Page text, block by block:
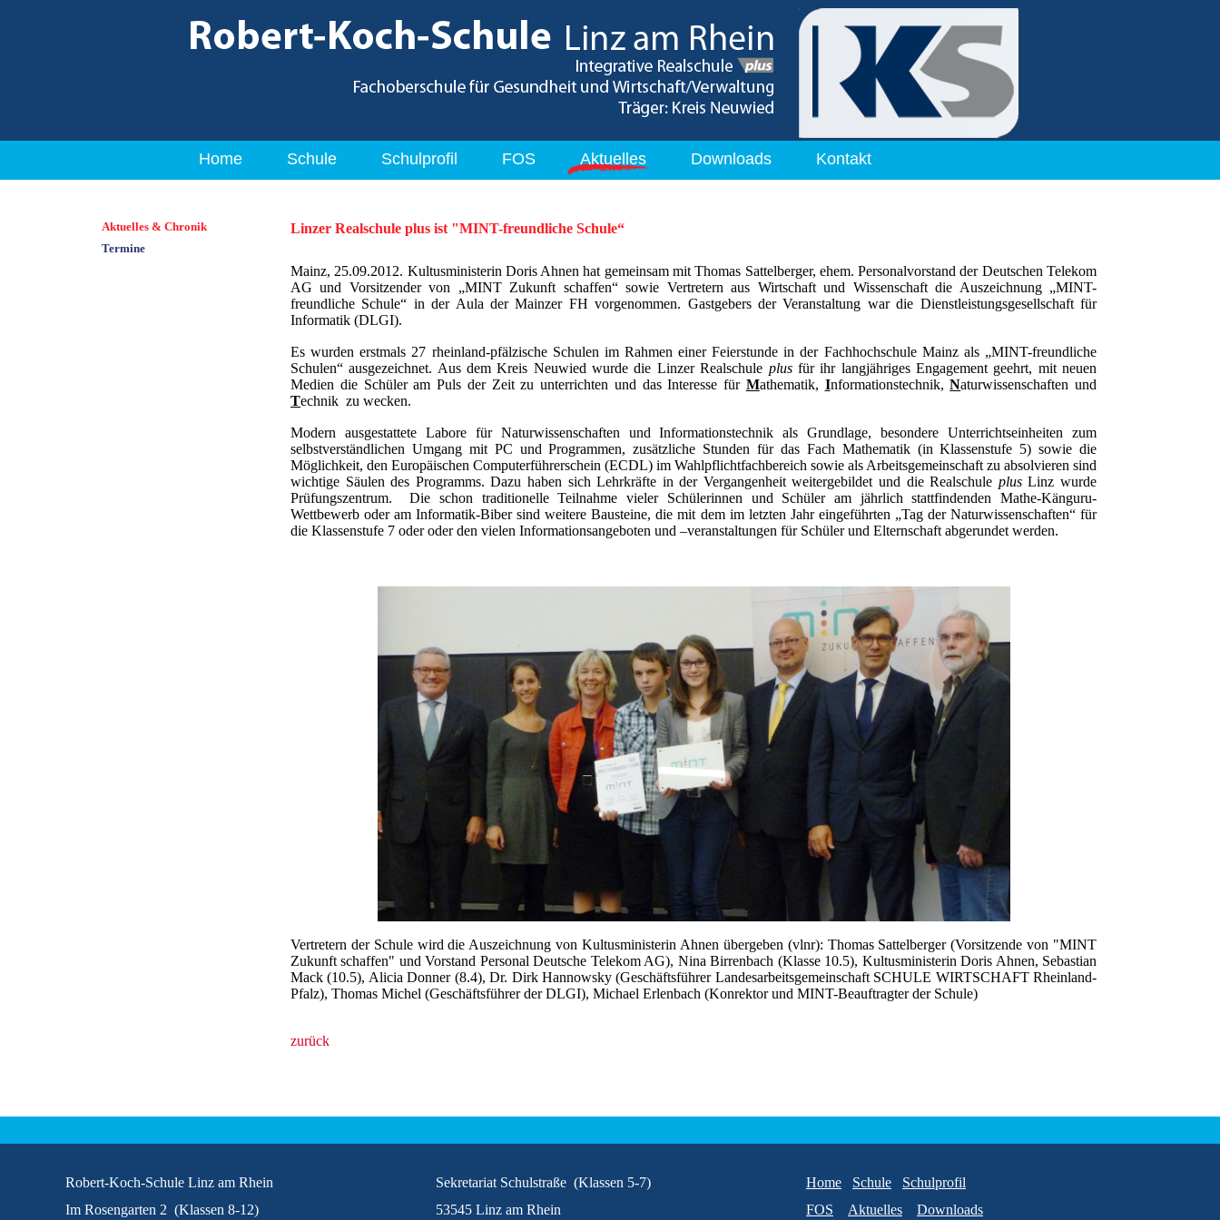
Home Schule Schulprofil FOS Aktuelles Downloads Kontakt
Aktuelles & Chronik
Termine
Linzer Realschule plus ist "MINT-freundliche Schule“
Mainz, 25.09.2012. Kultusministerin Doris Ahnen hat gemeinsam mit Thomas Sattelberger, ehem. Personalvorstand der Deutschen Telekom
AG und Vorsitzender von „MINT Zukunft schaffen“ sowie Vertretern aus Wirtschaft und Wissenschaft die Auszeichnung „MINT-
freundliche Schule“ in der Aula der Mainzer FH vorgenommen. Gastgebers der Veranstaltung war die Dienstleistungsgesellschaft für
Informatik (DLGI).
Es wurden erstmals 27 rheinland-pfälzische Schulen im Rahmen einer Feierstunde in der Fachhochschule Mainz als „MINT-freundliche
Schulen“ ausgezeichnet. Aus dem Kreis Neuwied wurde die Linzer Realschule plusfür ihr langjähriges Engagement geehrt, mit neuen
Medien die Schüler am Puls der Zeit zu unterrichten und das Interesse für Mathematik, Informationstechnik,Naturwissenschaften und
Technik zu wecken.
Modern ausgestattete Labore für Naturwissenschaften und Informationstechnik als Grundlage, besondere Unterrichtseinheiten zum
selbstverständlichen Umgang mit PC und Programmen, zusätzliche Stunden für das Fach Mathematik (in Klassenstufe 5) sowie die
Möglichkeit, den Europäischen Computerführerschein (ECDL) im Wahlpflichtfachbereich sowie als Arbeitsgemeinschaft zu absolvieren sind
wichtige Säulen des Programms. Dazu haben sich Lehrkräfte in der Vergangenheit weitergebildet und die Realschule plusLinz wurde
Prüfungszentrum. Die schon traditionelle Teilnahme vieler Schülerinnen und Schüler am jährlich stattfindenden Mathe-Känguru-
Wettbewerb oder am Informatik-Biber sind weitere Bausteine, die mit dem im letzten Jahr eingeführten „Tag der Naturwissenschaften“ für
die Klassenstufe 7 oder oder den vielen Informationsangeboten und –veranstaltungen für Schüler und Elternschaft abgerundet werden.
Vertretern der Schule wird die Auszeichnung von Kultusministerin Ahnen übergeben (vlnr): Thomas Sattelberger (Vorsitzende von "MINT
Zukunft schaffen" und Vorstand Personal Deutsche Telekom AG), Nina Birrenbach (Klasse 10.5), Kultusministerin Doris Ahnen, Sebastian
Mack (10.5), Alicia Donner (8.4), Dr. Dirk Hannowsky (Geschäftsführer Landesarbeitsgemeinschaft SCHULE WIRTSCHAFT Rheinland-
Pfalz), Thomas Michel (Geschäftsführer der DLGI), Michael Erlenbach (Konrektor und MINT-Beauftragter der Schule)
zurück
Robert-Koch-Schule Linz am Rhein
Im Rosengarten 2 (Klassen 8-12)
Sekretariat Schulstraße (Klassen 5-7)
53545 Linz am Rhein
Home Schule
Schulprofil
FOS
Aktuelles Downloads